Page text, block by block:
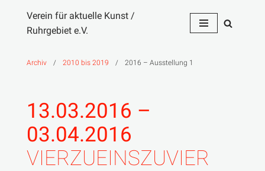
Zum
springen
Verein für aktuelle Kunst /
Ruhrgebiet e.V.
Archiv / 2010 bis 2019 / 2016 – Ausstellung 1
13.03.2016 –
03.04.2016
VIERZUEINSZUVIER